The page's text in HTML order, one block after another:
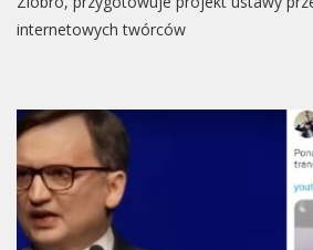
internetowych twórców